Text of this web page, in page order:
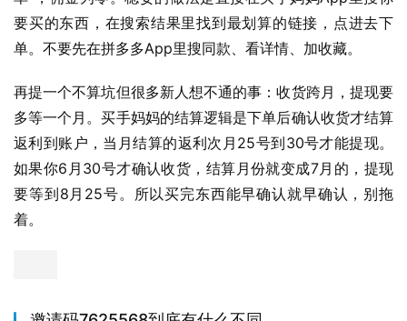
要买的东西，在搜索结果里找到最划算的链接，点进去下
单。不要先在拼多多App里搜同款、看详情、加收藏。
再提一个不算坑但很多新人想不通的事：收货跨月，提现要
多等一个月。买手妈妈的结算逻辑是下单后确认收货才结算
返利到账户，当月结算的返利次月25号到30号才能提现。
如果你6月30号才确认收货，结算月份就变成7月的，提现
要等到8月25号。所以买完东西能早确认就早确认，别拖
着。